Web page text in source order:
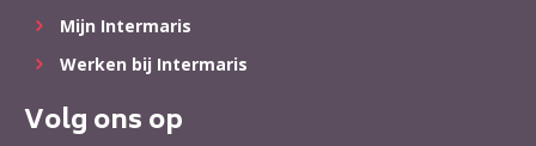
Mijn Intermaris
Werken bij Intermaris
Volg ons op